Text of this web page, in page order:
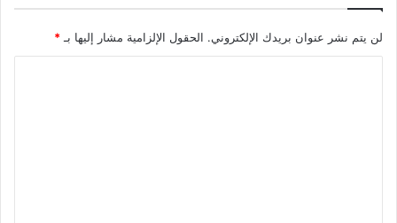
لن يتم نشر عنوان بريدك الإلكتروني. الحقول الإلزامية مشار إليها بـ *